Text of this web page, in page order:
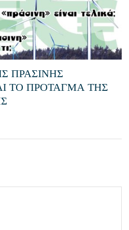
ΠΡΑΣΙΝΗΣ
ΤΟ ΠΡΟΤΑΓΜΑ ΤΗΣ